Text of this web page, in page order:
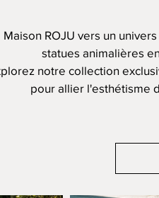
Maison ROJU vers un
statues animalières
notre collection
pour allier l'esthétisme